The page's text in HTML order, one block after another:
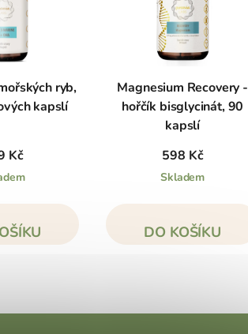
ryb,
kapslí
Kč
Magnesium Recovery -
hořčík bisglycinát, 90
kapslí
598 Kč
Skladem
DO KOŠÍKU